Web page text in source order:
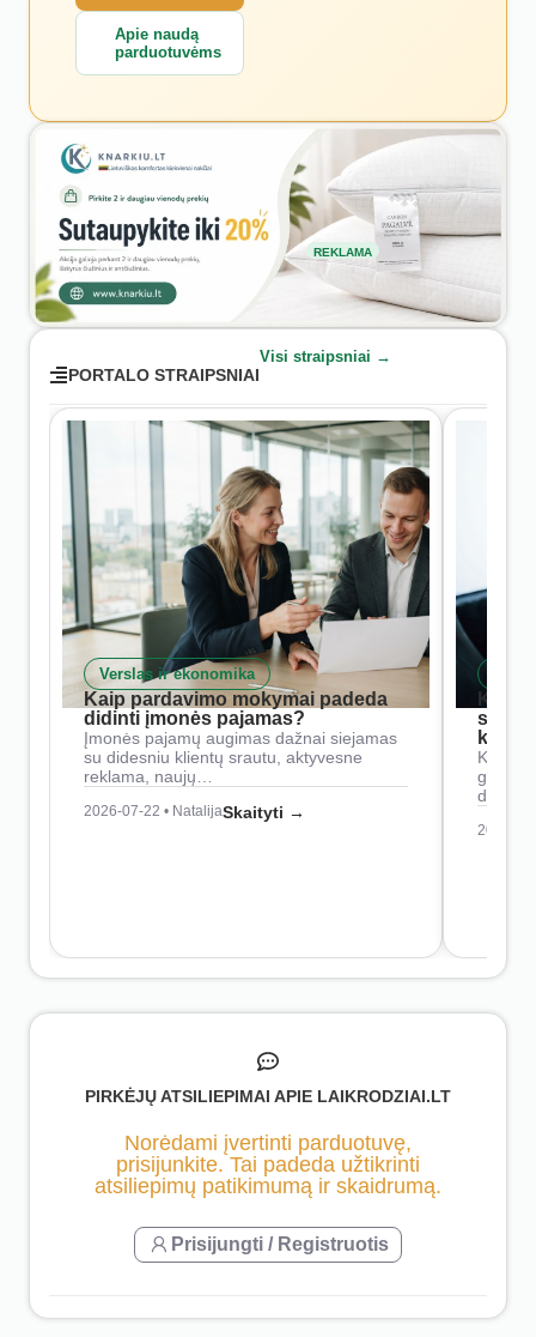
Apie naudą
parduotuvėms
REKLAMA
PORTALO STRAIPSNIAI
Visi straipsniai →
Verslas ir ekonomika
Kaip pardavimo mokymai padeda
didinti įmonės pajamas?
Įmonės pajamų augimas dažnai siejamas
su didesniu klientų srautu, aktyvesne
reklama, naujų…
2026-07-22 • NatalijaSkaityti →
Kaip
2026-
PIRKĖJŲ ATSILIEPIMAI APIE LAIKRODZIAI.LT
Norėdami įvertinti parduotuvę,
prisijunkite. Tai padeda užtikrinti
atsiliepimų patikimumą ir skaidrumą.
Prisijungti / Registruotis